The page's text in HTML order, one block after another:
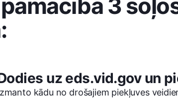
3
uz eds.vid.gov un
kādu no drošajiem piekļuves